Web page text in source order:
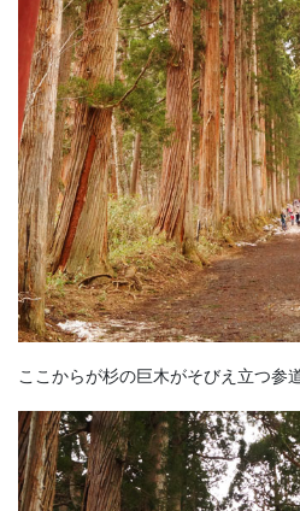
ここからが杉の巨木がそびえ立つ参